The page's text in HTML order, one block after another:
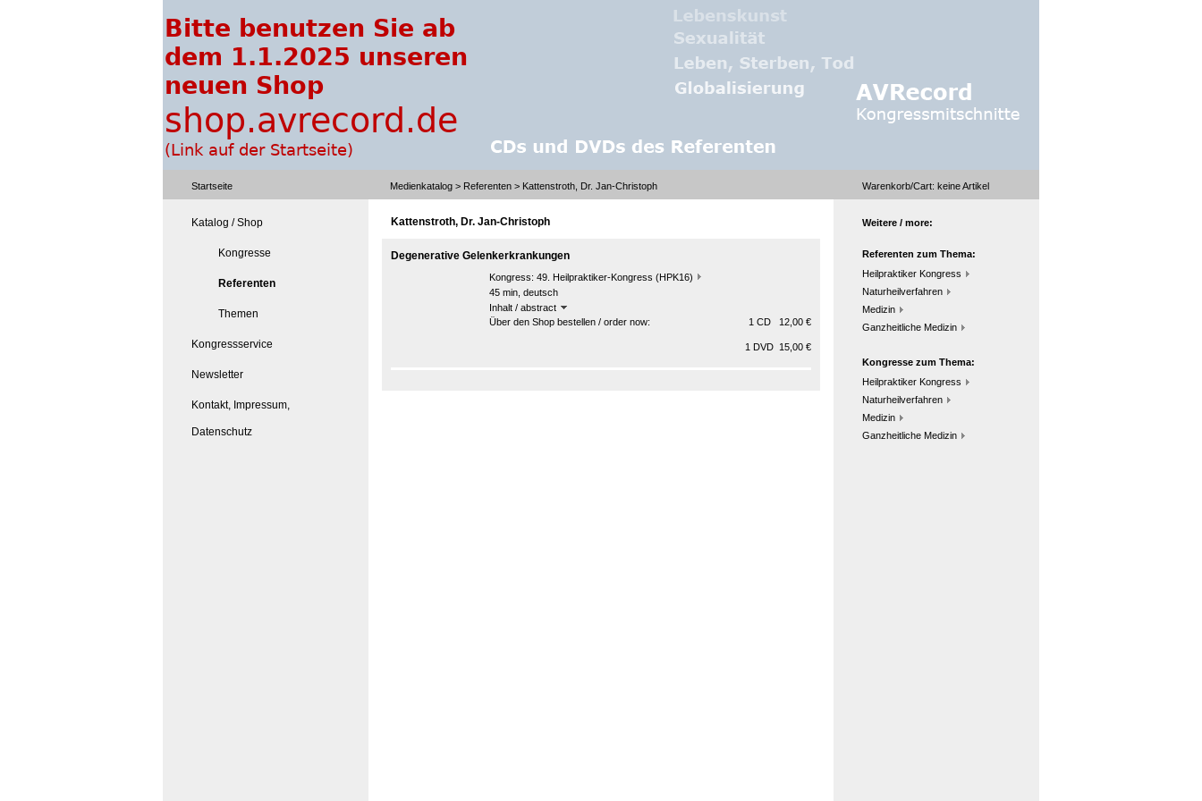
Startseite Medienkatalog > Referenten > Kattenstroth, Dr. Jan-Christoph Warenkorb/Cart: keineArtikel
Katalog / Shop
Kongresse
Referenten
Themen
Kongressservice
Newsletter
Kontakt, Impressum,
Datenschutz
Kattenstroth, Dr. Jan-Christoph
Degenerative Gelenkerkrankungen
Kongress: 49. Heilpraktiker-Kongress (HPK16)
45 min, deutsch
Inhalt / abstract
Über den Shop bestellen / order now:
1 CD 12,00 €
1 DVD 15,00 €
Weitere / more:
Referenten zum Thema:
Heilpraktiker Kongress
Naturheilverfahren
Medizin
Ganzheitliche Medizin
Kongresse zum Thema:
Heilpraktiker Kongress
Naturheilverfahren
Medizin
Ganzheitliche Medizin